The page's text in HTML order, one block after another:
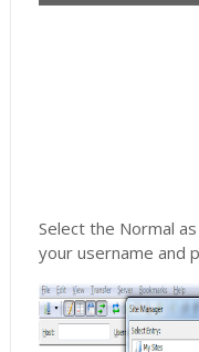
Select the Normal
your username and